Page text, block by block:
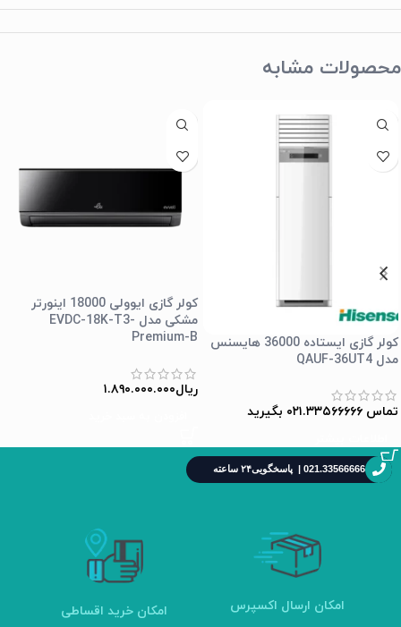
محصولات مشابه
کولر گازی ایستاده 36000 هایسنس
مدل QAUF-36UT4
تماس ۰۲۱.۳۳۵۶۶۶۶۶ بگیرید
کولر گازی ایوولی 18000 اینورتر
مشکی مدل EVDC-18K-T3-
Premium-B
ریال۱.۸۹۰.۰۰۰.۰۰۰
021.33566666 | پاسخگویی۲۴ ساعته
امکان ارسال اکسپرس امکان خرید اقساطی